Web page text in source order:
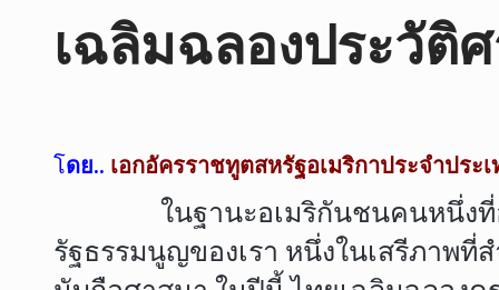
เฉลิมฉลองประวัติ
โดย.. เอกอัครราชทูตสหรัฐอเมริกาประจำประ
ในฐานะอเมริกันชนคนหนึ่งที่อาศัย
รัฐธรรมนูญของเรา หนึ่งในเสรีภาพ